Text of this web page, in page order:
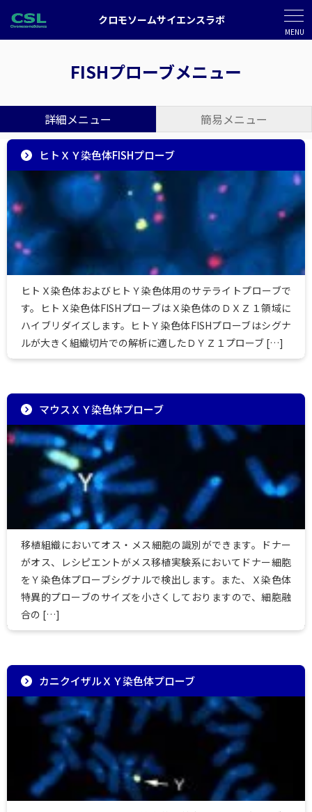
クロモソームサイエンスラボ
MENU
FISHプローブメニュー
詳細メニュー 簡易メニュー
ヒトＸＹ染色体FISHプローブ
ヒトＸ染色体およびヒトＹ染色体用のサテライトプローブで
す。ヒトＸ染色体FISHプローブはＸ染色体のＤＸＺ１領域に
ハイブリダイズします。ヒトＹ染色体FISHプローブはシグナ
ルが大きく組織切片での解析に適したＤＹＺ１プローブ […]
マウスＸＹ染色体プローブ
移植組織においてオス・メス細胞の識別ができます。ドナー
がオス、レシピエントがメス移植実験系においてドナー細胞
をＹ染色体プローブシグナルで検出します。また、Ｘ染色体
特異的プローブのサイズを小さくしておりますので、細胞融
合の […]
カニクイザルＸＹ染色体プローブ